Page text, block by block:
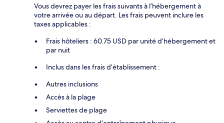
Vous devrez payer les frais suivants à l’hébergement à
votre arrivée ou au départ. Les frais peuvent inclure les
taxes applicables :
Frais hôteliers : 60.75 USD par unité d’hébergement et
par nuit
Inclus dans les frais d’établissement :
Autres inclusions
Accès à la plage
Serviettes de plage